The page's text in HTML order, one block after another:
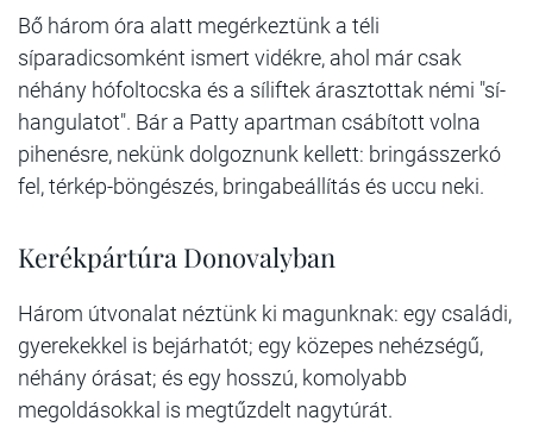
Bő három óra alatt megérkeztünk a téli
síparadicsomként ismert vidékre, ahol már csak
néhány hófoltocska és a síliftek árasztottak némi "sí-
hangulatot". Bár a Patty apartman csábított volna
pihenésre, nekünk dolgoznunk kellett: bringásszerkó
fel, térkép-böngészés, bringabeállítás és uccu neki.
Kerékpártúra Donovalyban
Három útvonalat néztünk ki magunknak: egy családi,
gyerekekkel is bejárhatót; egy közepes nehézségű,
néhány órásat; és egy hosszú, komolyabb
megoldásokkal is megtűzdelt nagytúrát.